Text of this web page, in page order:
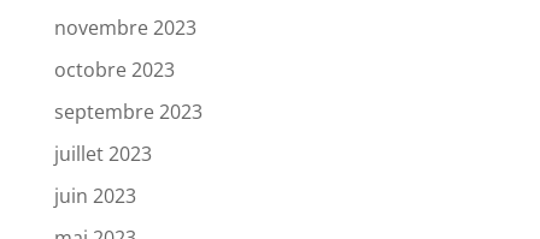
novembre 2023
octobre 2023
septembre 2023
juillet 2023
juin 2023